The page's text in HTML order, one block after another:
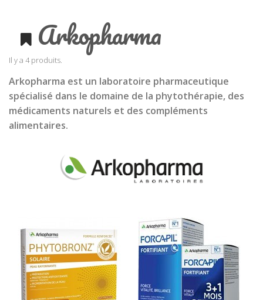
Arkopharma
Il y a 4 produits.
Arkopharma est un laboratoire pharmaceutique
spécialisé dans le domaine de la phytothérapie, des
médicaments naturels et des compléments
alimentaires.